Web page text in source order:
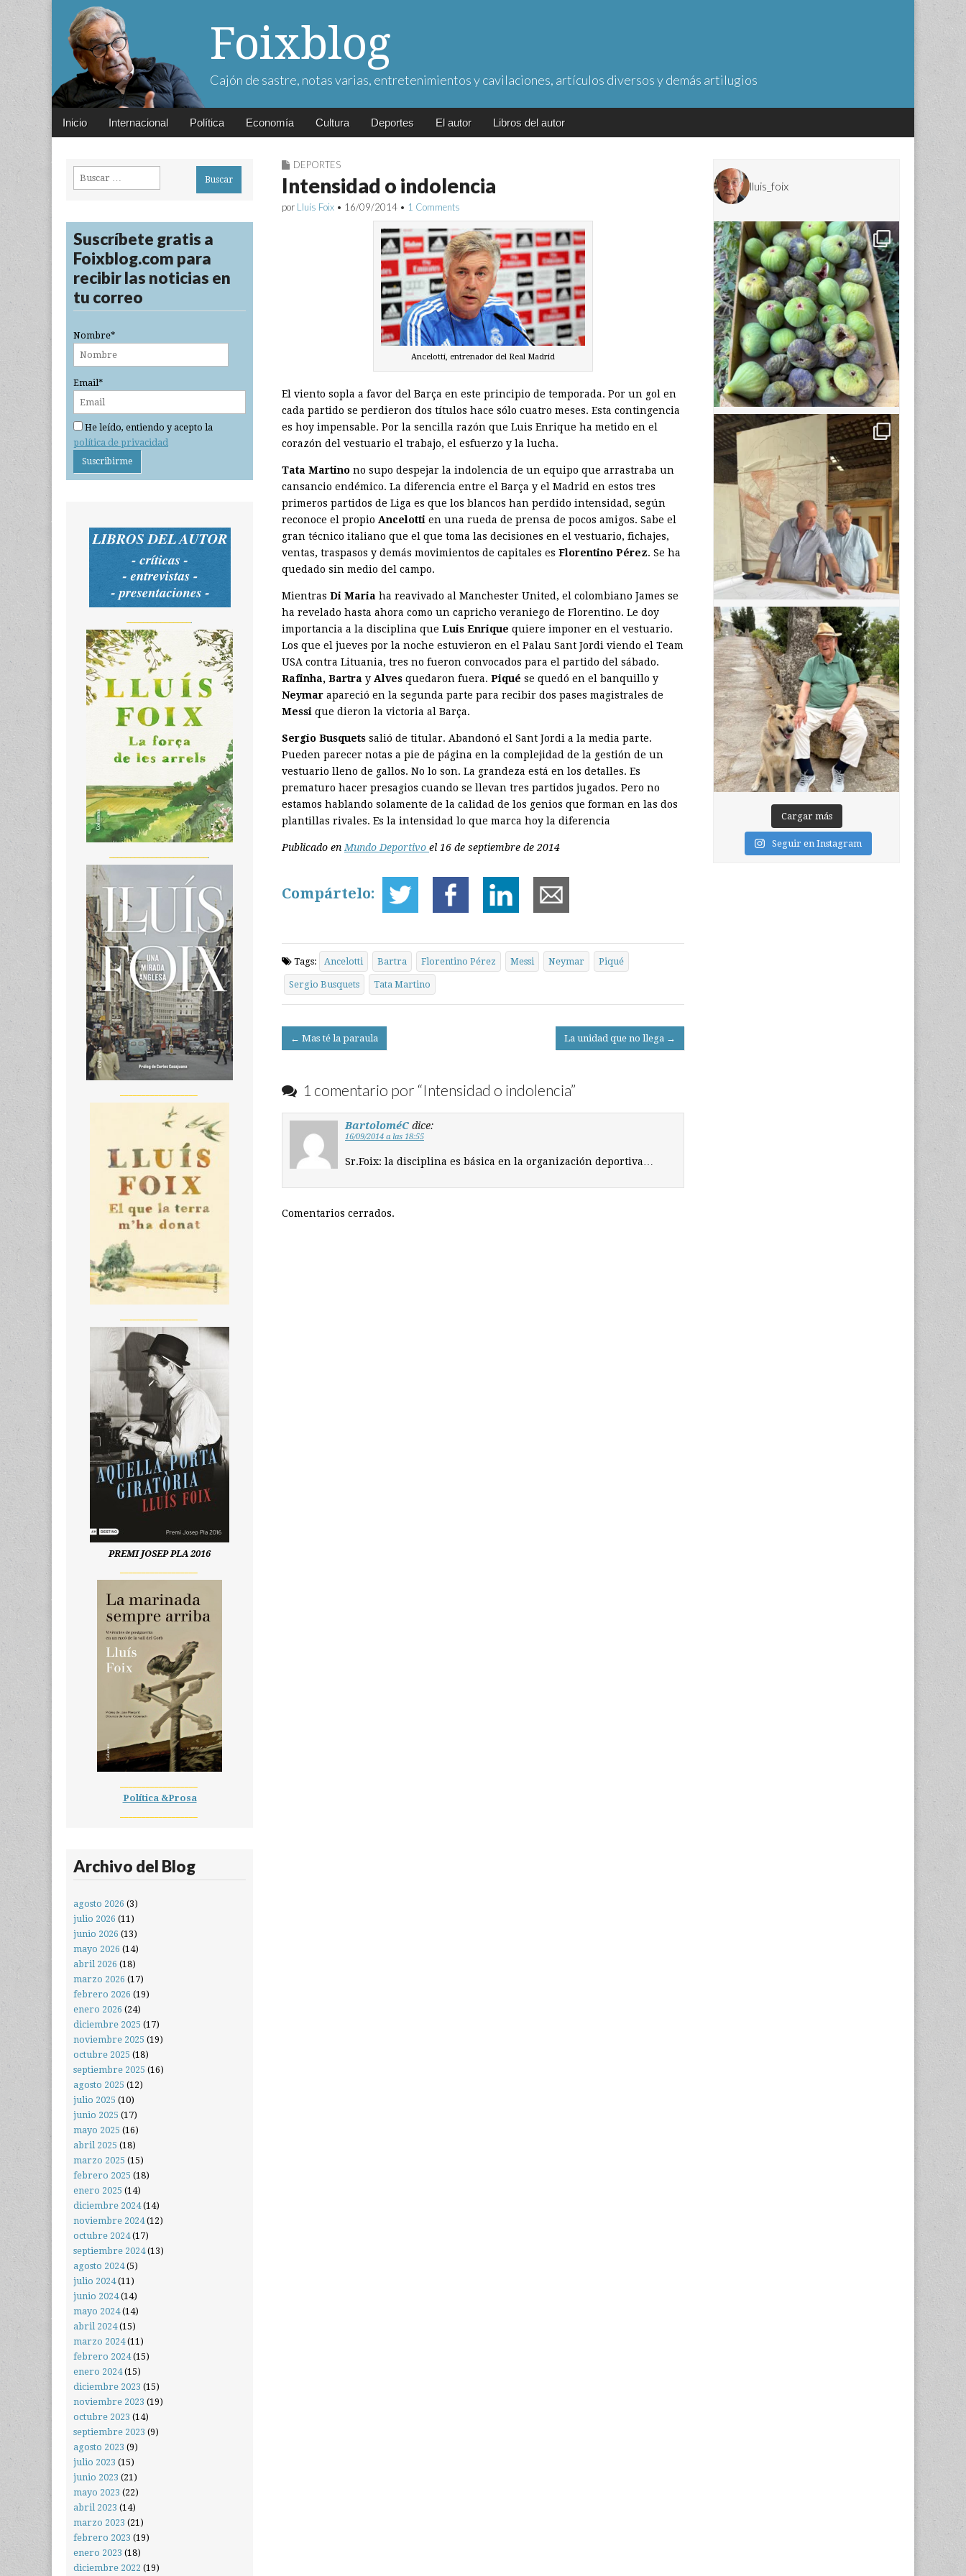
Foixblog
Cajón de sastre, notas varias, entretenimientos y cavilaciones, artículos diversos y demás artilugios
Main
Skip
Inicio Internacional Política Economía Cultura Deportes El autor Libros del autor
DEPORTES
Intensidad o indolencia
por Lluís Foix • 16/09/2014 • 1 Comments
Ancelotti, entrenador del Real Madrid
El viento sopla a favor del Barça en este principio de temporada. Por un gol en
cada partido se perdieron dos títulos hace sólo cuatro meses. Esta contingencia
es hoy impensable. Por la sencilla razón que Luis Enrique ha metido en el
corazón del vestuario el trabajo, el esfuerzo y la lucha.
Tata Martino no supo despejar la indolencia de un equipo que arrastraba un
cansancio endémico. La diferencia entre el Barça y el Madrid en estos tres
primeros partidos de Liga es que los blancos han perdido intensidad, según
reconoce el propio Ancelotti en una rueda de prensa de pocos amigos. Sabe el
gran técnico italiano que el que toma las decisiones en el vestuario, fichajes,
ventas, traspasos y demás movimientos de capitales es Florentino Pérez. Se ha
quedado sin medio del campo.
Mientras Di Maria ha reavivado al Manchester United, el colombiano James se
ha revelado hasta ahora como un capricho veraniego de Florentino. Le doy
importancia a la disciplina que Luis Enrique quiere imponer en el vestuario.
Los que el jueves por la noche estuvieron en el Palau Sant Jordi viendo el Team
USA contra Lituania, tres no fueron convocados para el partido del sábado.
Rafinha, Bartra y Alves quedaron fuera. Piqué se quedó en el banquillo y
Neymar apareció en la segunda parte para recibir dos pases magistrales de
Messi que dieron la victoria al Barça.
Sergio Busquets salió de titular. Abandonó el Sant Jordi a la media parte.
Pueden parecer notas a pie de página en la complejidad de la gestión de un
vestuario lleno de gallos. No lo son. La grandeza está en los detalles. Es
prematuro hacer presagios cuando se llevan tres partidos jugados. Pero no
estamos hablando solamente de la calidad de los genios que forman en las dos
plantillas rivales. Es la intensidad lo que marca hoy la diferencia
Publicado en Mundo Deportivo el 16 de septiembre de 2014
Compártelo:
Tags: Ancelotti Bartra Florentino Pérez Messi Neymar Piqué
Sergio Busquets Tata Martino
Post
← Mas té la paraula La unidad que no llega →
1 comentario por “Intensidad o indolencia”
BartoloméC dice:
16/09/2014 a las 18:55
Sr.Foix: la disciplina es básica en la organización deportiva…
Comentarios cerrados.
Buscar:
Suscríbete gratis a
Foixblog.com para
recibir las noticias en
tu correo
Nombre*
Email*
He leído, entiendo y acepto la
política de privacidad
PREMI JOSEP PLA 2016
Política &Prosa
Archivo del Blog
agosto 2026 (3)
julio 2026 (11)
junio 2026 (13)
mayo 2026 (14)
abril 2026 (18)
marzo 2026 (17)
febrero 2026 (19)
enero 2026 (24)
diciembre 2025 (17)
noviembre 2025 (19)
octubre 2025 (18)
septiembre 2025 (16)
agosto 2025 (12)
julio 2025 (10)
junio 2025 (17)
mayo 2025 (16)
abril 2025 (18)
marzo 2025 (15)
febrero 2025 (18)
enero 2025 (14)
diciembre 2024(14)
noviembre 2024(12)
octubre 2024(17)
septiembre 2024(13)
agosto 2024(5)
julio 2024(11)
junio 2024(14)
mayo 2024(14)
abril 2024(15)
marzo 2024(11)
febrero 2024(15)
enero 2024(15)
diciembre 2023 (15)
noviembre 2023 (19)
octubre 2023 (14)
septiembre 2023 (9)
agosto 2023 (9)
julio 2023 (15)
junio 2023 (21)
mayo 2023 (22)
abril 2023 (14)
marzo 2023 (21)
febrero 2023 (19)
enero 2023 (18)
diciembre 2022 (19)
lluis_foix
Cargar más
Seguir en Instagram